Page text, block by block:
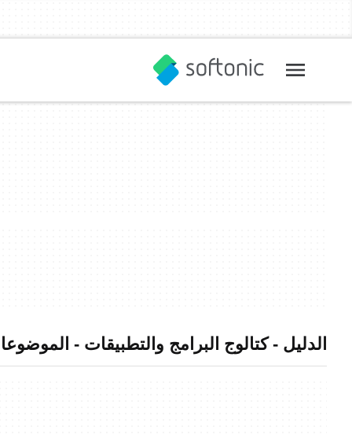
الدليل - كتالوج البرامج والتطبيقات -